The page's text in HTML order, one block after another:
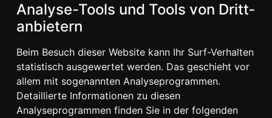
Analyse-Tools und Tools von Dritt­
anbietern
Beim Besuch dieser Website kann Ihr Surf-Verhalten
statistisch ausgewertet werden. Das geschieht vor
allem mit sogenannten Analyseprogrammen.
Detaillierte Informationen zu diesen
Analyseprogrammen finden Sie in der folgenden